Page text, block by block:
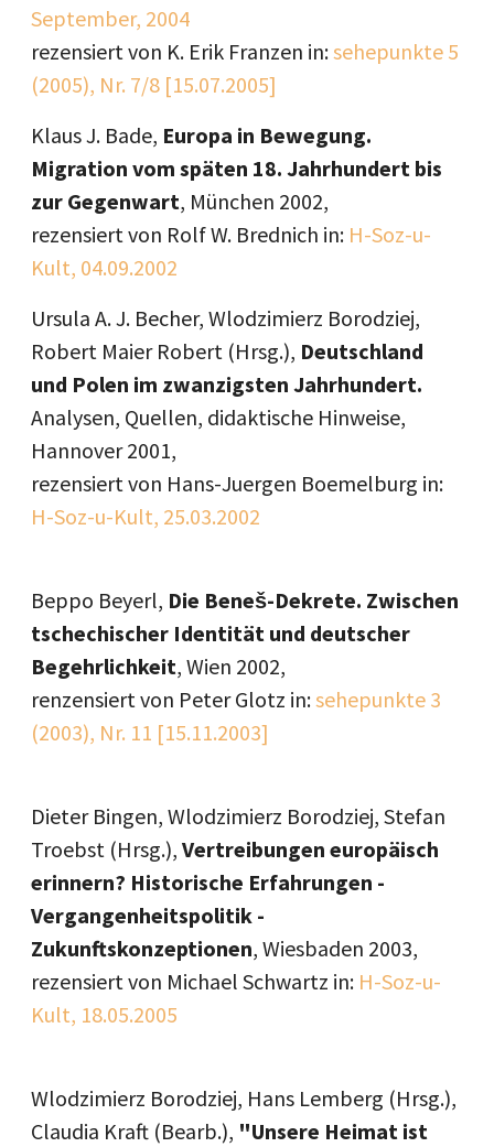
September, 2004
rezensiert von K. Erik Franzen in:sehepunkte 5
(2005), Nr. 7/8 [15.07.2005]
Klaus J. Bade, Europa in Bewegung.
Migration vom späten 18. Jahrhundert bis
zur Gegenwart, München 2002,
rezensiert von Rolf W. Brednich in: H-Soz-u-
Kult, 04.09.2002
Ursula A. J. Becher, Wlodzimierz Borodziej,
Robert Maier Robert (Hrsg.), Deutschland
und Polen im zwanzigsten Jahrhundert.
Analysen, Quellen, didaktische Hinweise,
Hannover 2001,
rezensiert von Hans-Juergen Boemelburg in:
H-Soz-u-Kult, 25.03.2002
Beppo Beyerl, Die Beneš-Dekrete. Zwischen
tschechischer Identität und deutscher
Begehrlichkeit, Wien 2002,
renzensiert von Peter Glotz in:sehepunkte 3
(2003), Nr. 11 [15.11.2003]
Dieter Bingen, Wlodzimierz Borodziej, Stefan
Troebst (Hrsg.), Vertreibungen europäisch
erinnern? Historische Erfahrungen -
Vergangenheitspolitik -
Zukunftskonzeptionen, Wiesbaden 2003,
rezensiert von Michael Schwartz in: H-Soz-u-
Kult, 18.05.2005
Wlodzimierz Borodziej, Hans Lemberg (Hrsg.),
Claudia Kraft (Bearb.), "Unsere Heimat ist